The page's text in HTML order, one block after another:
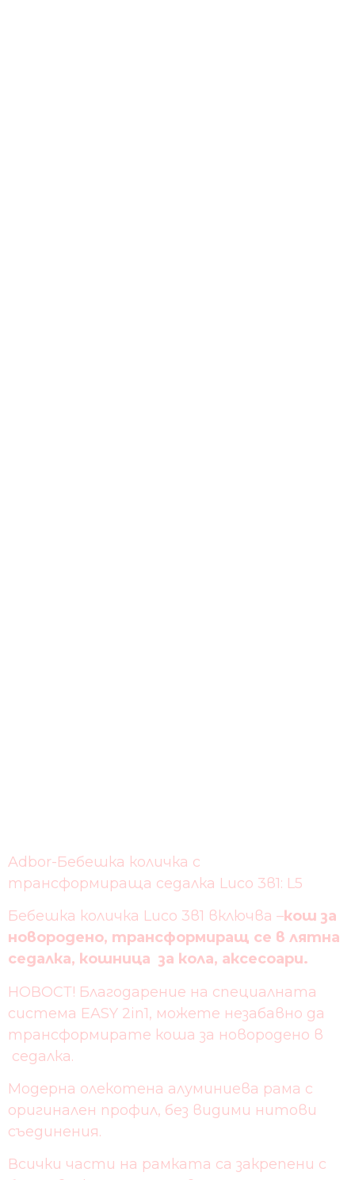
Adbor-Бебешка количка с
трансформираща седалка Luco 3в1: L5
Бебешка количка Luco 3в1 включва –кош за
новородено, трансформиращ се в лятна
седалка, кошница за кола, аксесоари.
НОВОСТ! Благодарение на специалната
система EASY 2in1, можете незабавно да
трансформирате коша за новородено в
седалка.
Модерна олекотена алуминиева рама с
оригинален профил, без видими нитови
съединения.
Всички части на рамката са закрепени с